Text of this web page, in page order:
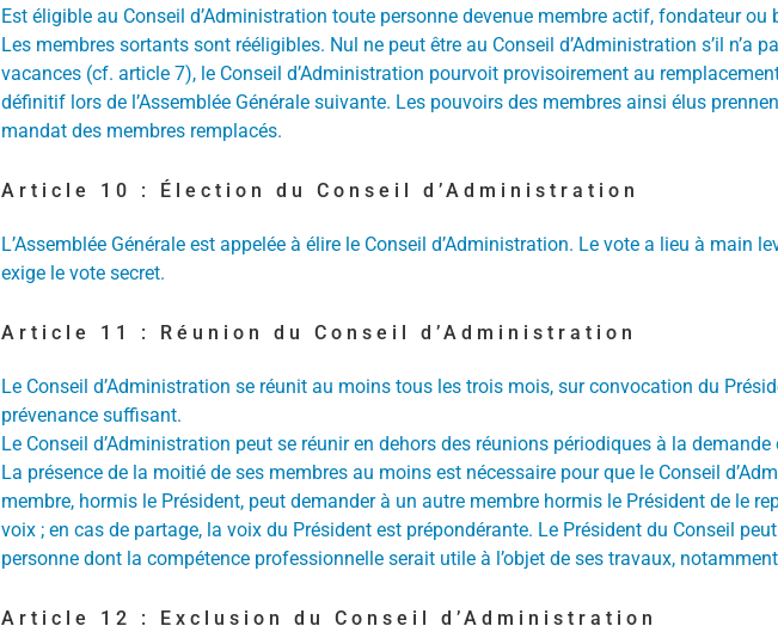
Est éligible au Conseil d’Administration toute personne devenue membre actif, fondateur
Les membres sortants sont rééligibles. Nul ne peut être au Conseil d’Administration s’il n’a
vacances (cf. article 7), le Conseil d’Administration pourvoit provisoirement au
définitif lors de l’Assemblée Générale suivante. Les pouvoirs des membres ainsi élus
mandat des membres remplacés.
Article 10 : Élection du Conseil d’Administration
L’Assemblée Générale est appelée à élire le Conseil d’Administration. Le vote a lieu à main
exige le vote secret.
Article 11 : Réunion du Conseil d’Administration
Le Conseil d’Administration se réunit au moins tous les trois mois, sur convocation du
prévenance suffisant.
Le Conseil d’Administration peut se réunir en dehors des réunions périodiques à la
La présence de la moitié de ses membres au moins est nécessaire pour que le Conseil
membre, hormis le Président, peut demander à un autre membre hormis le Président de le
voix ; en cas de partage, la voix du Président est prépondérante. Le Président du Conseil
personne dont la compétence professionnelle serait utile à l’objet de ses travaux,
Article 12 : Exclusion du Conseil d’Administration